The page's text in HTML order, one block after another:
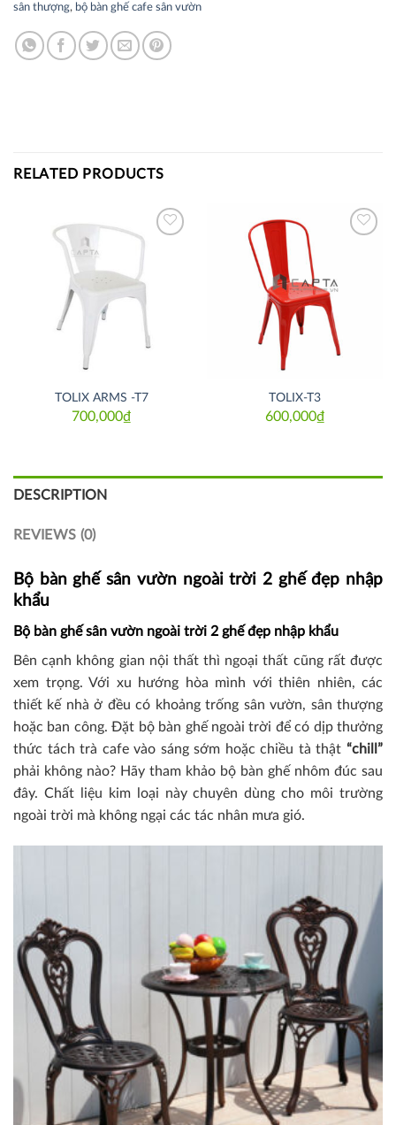
sân thượng, bộ bàn ghế cafe sân vườn
RELATED PRODUCTS
TOLIX ARMS -T7
700,000₫
TOLIX-T3
600,000₫
DESCRIPTION
REVIEWS (0)
Bộ bàn ghế sân vườn ngoài trời 2 ghế đẹp nhập
khẩu
Bộ bàn ghế sân vườn ngoài trời 2 ghế đẹp nhập khẩu
Bên cạnh không gian nội thất thì ngoại thất cũng rất được
xem trọng. Với xu hướng hòa mình với thiên nhiên, các
thiết kế nhà ở đều có khoảng trống sân vườn, sân thượng
hoặc ban công. Đặt bộ bàn ghế ngoài trời để có dịp thưởng
thức tách trà cafe vào sáng sớm hoặc chiều tà thật “chill”
phải không nào? Hãy tham khảo bộ bàn ghế nhôm đúc sau
đây. Chất liệu kim loại này chuyên dùng cho môi trường
ngoài trời mà không ngại các tác nhân mưa gió.